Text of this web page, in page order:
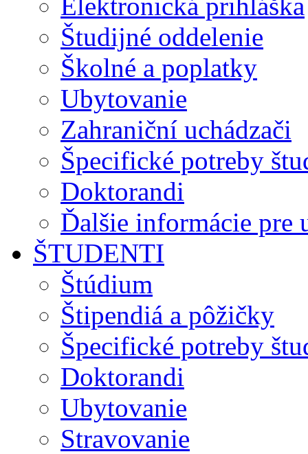
Študijné oddelenie
Školné a poplatky
Ubytovanie
Zahraniční uchádzači
Špecifické potreby
Doktorandi
Ďalšie informácie pre
ŠTUDENTI
Štúdium
Štipendiá a pôžičky
Špecifické potreby
Doktorandi
Ubytovanie
Stravovanie